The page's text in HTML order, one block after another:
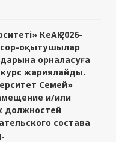
КеАҚ 2026-
оқытушылар
орналасуға
жариялайды.
Семей»
и/или
должностей
состава